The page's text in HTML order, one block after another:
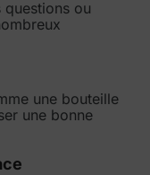
ou
une bouteille
une bonne